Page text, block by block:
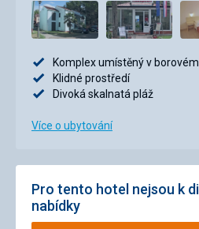
Komplex umístěný v
Klidné prostředí
Divoká skalnatá pláž
Více o ubytování
Pro tento hotel nejsou k
nabídky